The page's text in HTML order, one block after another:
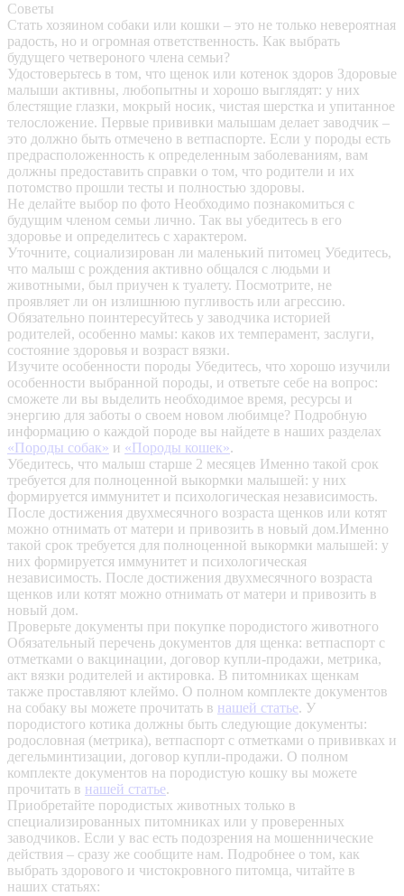
Советы
Стать хозяином собаки или кошки – это не только невероятная
радость, но и огромная ответственность. Как выбрать
будущего четвероного члена семьи?
Удостоверьтесь в том, что щенок или котенок здоров Здоровые
малыши активны, любопытны и хорошо выглядят: у них
блестящие глазки, мокрый носик, чистая шерстка и упитанное
телосложение. Первые прививки малышам делает заводчик –
это должно быть отмечено в ветпаспорте. Если у породы есть
предрасположенность к определенным заболеваниям, вам
должны предоставить справки о том, что родители и их
потомство прошли тесты и полностью здоровы.
Не делайте выбор по фото Необходимо познакомиться с
будущим членом семьи лично. Так вы убедитесь в его
здоровье и определитесь с характером.
Уточните, социализирован ли маленький питомец Убедитесь,
что малыш с рождения активно общался с людьми и
животными, был приучен к туалету. Посмотрите, не
проявляет ли он излишнюю пугливость или агрессию.
Обязательно поинтересуйтесь у заводчика историей
родителей, особенно мамы: каков их темперамент, заслуги,
состояние здоровья и возраст вязки.
Изучите особенности породы Убедитесь, что хорошо изучили
особенности выбранной породы, и ответьте себе на вопрос:
сможете ли вы выделить необходимое время, ресурсы и
энергию для заботы о своем новом любимце? Подробную
информацию о каждой породе вы найдете в наших разделах
«Породы собак» и «Породы кошек».
Убедитесь, что малыш старше 2 месяцев Именно такой срок
требуется для полноценной выкормки малышей: у них
формируется иммунитет и психологическая независимость.
После достижения двухмесячного возраста щенков или котят
можно отнимать от матери и привозить в новый дом.Именно
такой срок требуется для полноценной выкормки малышей: у
них формируется иммунитет и психологическая
независимость. После достижения двухмесячного возраста
щенков или котят можно отнимать от матери и привозить в
новый дом.
Проверьте документы при покупке породистого животного
Обязательный перечень документов для щенка: ветпаспорт с
отметками о вакцинации, договор купли-продажи, метрика,
акт вязки родителей и актировка. В питомниках щенкам
также проставляют клеймо. О полном комплекте документов
на собаку вы можете прочитать в нашей статье. У
породистого котика должны быть следующие документы:
родословная (метрика), ветпаспорт с отметками о прививках и
дегельминтизации, договор купли-продажи. О полном
комплекте документов на породистую кошку вы можете
прочитать в нашей статье.
Приобретайте породистых животных только в
специализированных питомниках или у проверенных
заводчиков. Если у вас есть подозрения на мошеннические
действия – сразу же сообщите нам. Подробнее о том, как
выбрать здорового и чистокровного питомца, читайте в
наших статьях: